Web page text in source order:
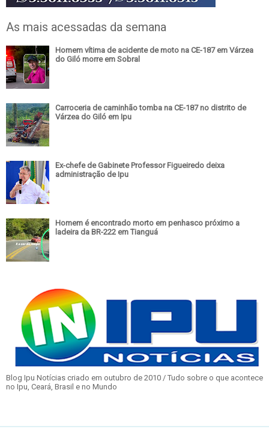
As mais acessadas da semana
Homem vítima de acidente de moto na CE-187 em Várzea
do Giló morre em Sobral
Carroceria de caminhão tomba na CE-187 no distrito de
Várzea do Giló em Ipu
Ex-chefe de Gabinete Professor Figueiredo deixa
administração de Ipu
Homem é encontrado morto em penhasco próximo a
ladeira da BR-222 em Tianguá
Blog Ipu Notícias criado em outubro de 2010 / Tudo sobre o que acontece
no Ipu, Ceará, Brasil e no Mundo